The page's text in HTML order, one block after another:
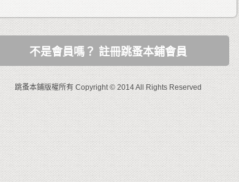
不是會員嗎？ 註冊跳蚤本鋪會員
跳蚤本鋪版權所有 Copyright © 2014 All Rights Reserved